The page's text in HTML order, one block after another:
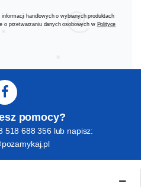
handlowych o wybranych produktach
o przetwarzaniu danych osobowych w Polityce
pomocy?
518 688 356 lub napisz: